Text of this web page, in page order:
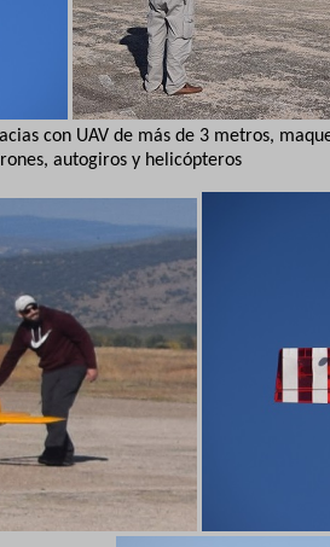
con UAV de más de 3 metros,
autogiros y helicópteros